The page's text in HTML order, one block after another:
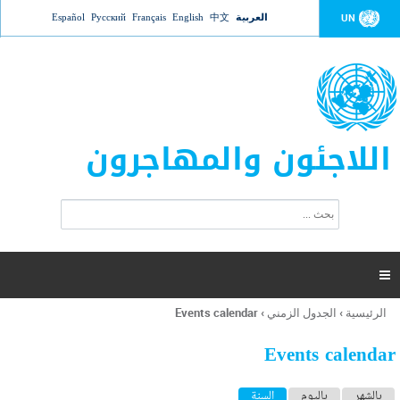
Jump to navigation UN العربية 中文
English
Français
Русский
Español
اللاجئون والمهاجرون
ت
ر
ل
ح
ب

أنت
هنا
الرئيسية › الجدول الزمني ›
Events calendar
Events calendar